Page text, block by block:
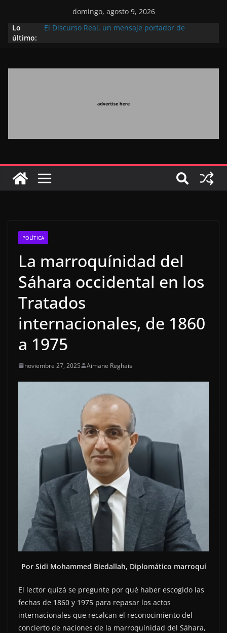
domingo, agosto 9, 2026
Lo
último:
El Discurso Real, un mensaje portador de
Extranjero: al servicio de los grandes proyectos de
Marruecos gracias a una visión estratégica
destinada a consolidar la posición de Marruecos
en una economía mundial competitiva (politólogo
marroquí-estadounidense)
POLÍTICA
La marroquínidad del
Sáhara occidental en los
Tratados
internacionales, de 1860
a 1975
noviembre 27, 2025 Aimane Reghais
Por Sidi Mohammed Biedallah, Diplomático marroquí
El lector quizá se pregunte por qué haber escogido las
fechas de 1860 y 1975 para repasar los actos
internacionales que recalcan el reconocimiento del
concierto de naciones de la marroquínidad del Sáhara,